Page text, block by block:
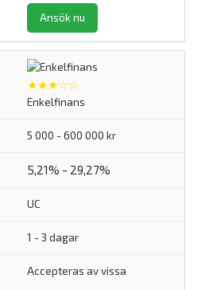
Ansök nu
★★★☆☆
Enkelfinans
5 000 - 600 000 kr
5,21% - 29,27%
UC
1 - 3 dagar
Accepteras av vissa